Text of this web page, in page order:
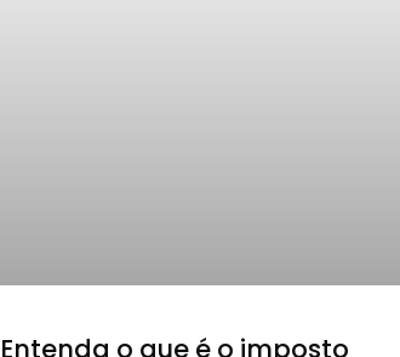
Entenda o que é o imposto